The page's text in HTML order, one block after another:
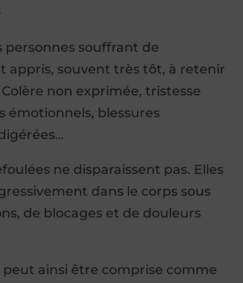
personnes souffrant de
appris, souvent très tôt, à retenir
non exprimée, tristesse
émotionnels, blessures
ne disparaissent pas. Elles
dans le corps sous
de blocages et de douleurs
ainsi être comprise comme